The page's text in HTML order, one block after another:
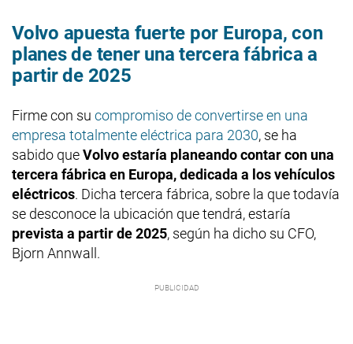
Volvo apuesta fuerte por Europa, con
planes de tener una tercera fábrica a
partir de 2025
Firme con su compromiso de convertirse en una
empresa totalmente eléctrica para 2030, se ha
sabido queVolvo estaría planeando contar con una
tercera fábrica en Europa, dedicada a los vehículos
eléctricos. Dicha tercera fábrica, sobre la que todavía
se desconoce la ubicación que tendrá, estaría
prevista a partir de 2025, según ha dicho su CFO,
Bjorn Annwall.